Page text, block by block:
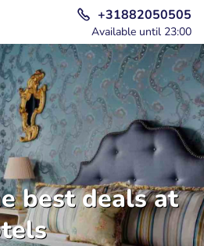
+31882050505
Available until 23:00
best deals at